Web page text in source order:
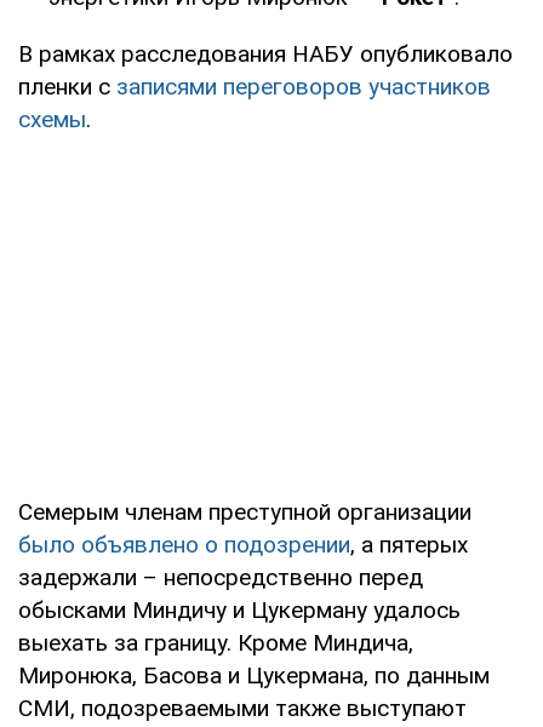
В рамках расследования НАБУ опубликовало
пленки с записями переговоров участников
схемы.
Семерым членам преступной организации
было объявлено о подозрении, а пятерых
задержали – непосредственно перед
обысками Миндичу и Цукерману удалось
выехать за границу. Кроме Миндича,
Миронюка, Басова и Цукермана, по данным
СМИ, подозреваемыми также выступают